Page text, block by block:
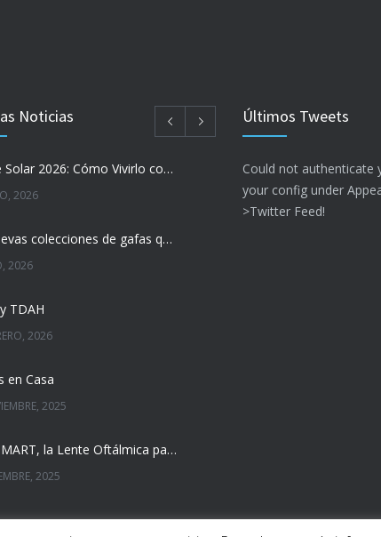
Noticias
Eclipse Solar 2026: Cómo Vivirlo con Total Seguridad
2026
Las nuevas colecciones de gafas que marcarán tendencia esta temporada
2026
TDAH
2026
en Casa
2025
MiYOSMART, la Lente Oftálmica para la Gestión de la Miopía Infantil
2025
Últimos Tweets
Could not authenticate
your config under
>Twitter Feed!